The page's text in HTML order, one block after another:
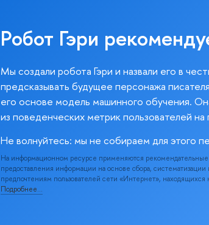
Робот Гэри
Мы создали робота Гэри и назвали его в
предсказывать будущее персонажа
его основе модель машинного обучения.
из поведенческих метрик пользователей
Не волнуйтесь: мы не собираем для этого
На информационном ресурсе применяются
предоставления информации на основе сбора,
предпочтениям пользователей сети «Интернет»,
Подробнее…